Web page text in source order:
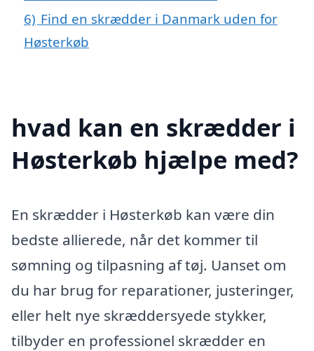
6) Find en skrædder i Danmark uden for
Høsterkøb
hvad kan en skrædder i
Høsterkøb hjælpe med?
En skrædder i Høsterkøb kan være din
bedste allierede, når det kommer til
sømning og tilpasning af tøj. Uanset om
du har brug for reparationer, justeringer,
eller helt nye skræddersyede stykker,
tilbyder en professionel skrædder en